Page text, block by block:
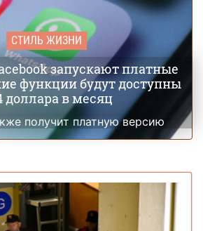
СТИЛЬ ЖИЗНИ
запускают платные
функции будут доступны
доллара в месяц
получит платную версию